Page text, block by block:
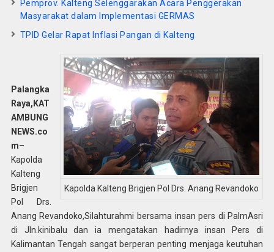
Pemprov. Kalteng Selenggarakan Acara Penggerakan
Masyarakat dalam Implementasi GERMAS
TPID Gelar Rapat Inflasi Pangan di Kalteng
Kapolda Kalteng Brigjen Pol Drs. Anang Revandoko
Palangka
Raya, KAT
AMBUNG
NEWS.co
m–
Kapolda
Kalteng
Brigjen
Pol Drs.
Anang Revandoko,Silahturahmi bersama insan pers di PalmAsri
di Jln.kinibalu dan ia mengatakan hadirnya insan Pers di
Kalimantan Tengah sangat berperan penting menjaga keutuhan